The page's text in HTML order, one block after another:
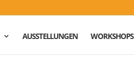
AUSSTELLUNGEN WORKSHOPS